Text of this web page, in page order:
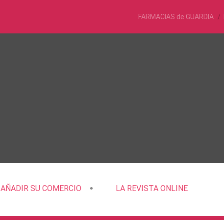
FARMACIAS de GUARDIA
AÑADIR SU COMERCIO LA REVISTA ONLINE